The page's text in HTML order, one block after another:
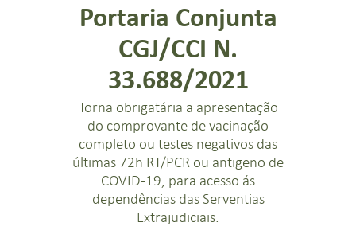
Portaria Conjunta
CGJ/CCI N.
33.688/2021
Torna obrigatária a apresentação
do comprovante de vacinação
completo ou testes negativos das
últimas 72h RT/PCR ou antigeno de
COVID-19, para acesso ás
dependências das Serventias
Extrajudiciais.